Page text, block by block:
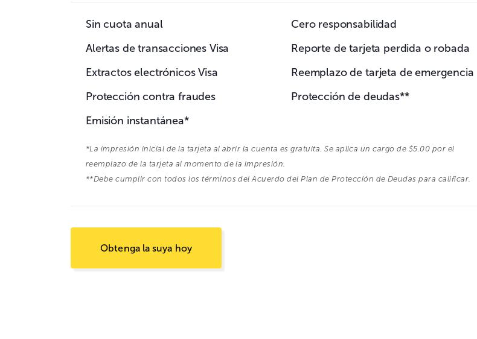
Sin cuota anual
Alertas de transacciones Visa
Extractos electrónicos Visa
Protección contra fraudes
Emisión instantánea*
Cero responsabilidad
Reporte de tarjeta perdida o robada
Reemplazo de tarjeta de emergencia
Protección de deudas**
*La impresión inicial de la tarjeta al abrir la cuenta es gratuita. Se aplica un cargo de $5.00 por el
reemplazo de la tarjeta al momento de la impresión.
**Debe cumplir con todos los términos del Acuerdo del Plan de Protección de Deudas para calificar.
Obtenga la suya hoy